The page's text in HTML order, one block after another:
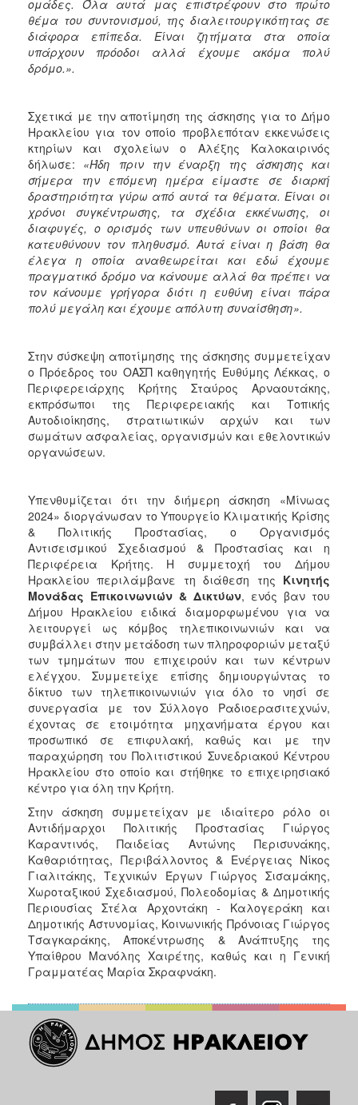
ομάδες. Όλα αυτά μας επιστρέφουν στο πρώτο
θέμα του συντονισμού, της διαλειτουργικότητας σε
διάφορα επίπεδα. Είναι ζητήματα στα οποία
υπάρχουν πρόοδοι αλλά έχουμε ακόμα πολύ
δρόμο.».
Σχετικά με την αποτίμηση της άσκησης για το Δήμο
Ηρακλείου για τον οποίο προβλεπόταν εκκενώσεις
κτηρίων και σχολείων ο Αλέξης Καλοκαιρινός
δήλωσε: «Ήδη πριν την έναρξη της άσκησης και
σήμερα την επόμενη ημέρα είμαστε σε διαρκή
δραστηριότητα γύρω από αυτά τα θέματα. Είναι οι
χρόνοι συγκέντρωσης, τα σχέδια εκκένωσης, οι
διαφυγές, ο ορισμός των υπευθύνων οι οποίοι θα
κατευθύνουν τον πληθυσμό. Αυτά είναι η βάση θα
έλεγα η οποία αναθεωρείται και εδώ έχουμε
πραγματικό δρόμο να κάνουμε αλλά θα πρέπει να
τον κάνουμε γρήγορα διότι η ευθύνη είναι πάρα
πολύ μεγάλη και έχουμε απόλυτη συναίσθηση».
Στην σύσκεψη αποτίμησης της άσκησης συμμετείχαν
ο Πρόεδρος του ΟΑΣΠ καθηγητής Ευθύμης Λέκκας, ο
Περιφερειάρχης Κρήτης Σταύρος Αρναουτάκης,
εκπρόσωποι της Περιφερειακής και Τοπικής
Αυτοδιοίκησης, στρατιωτικών αρχών και των
σωμάτων ασφαλείας, οργανισμών και εθελοντικών
οργανώσεων.
Υπενθυμίζεται ότι την διήμερη άσκηση «Μίνωας
2024» διοργάνωσαν το Υπουργείο Κλιματικής Κρίσης
& Πολιτικής Προστασίας, ο Οργανισμός
Αντισεισμικού Σχεδιασμού & Προστασίας και η
Περιφέρεια Κρήτης. Η συμμετοχή του Δήμου
Ηρακλείου περιλάμβανε τη διάθεση της Κινητής
Μονάδας Επικοινωνιών & Δικτύων, ενός βαν του
Δήμου Ηρακλείου ειδικά διαμορφωμένου για να
λειτουργεί ως κόμβος τηλεπικοινωνιών και να
συμβάλλει στην μετάδοση των πληροφοριών μεταξύ
των τμημάτων που επιχειρούν και των κέντρων
ελέγχου. Συμμετείχε επίσης δημιουργώντας το
δίκτυο των τηλεπικοινωνιών για όλο το νησί σε
συνεργασία με τον Σύλλογο Ραδιοερασιτεχνών,
έχοντας σε ετοιμότητα μηχανήματα έργου και
προσωπικό σε επιφυλακή, καθώς και με την
παραχώρηση του Πολιτιστικού Συνεδριακού Κέντρου
Ηρακλείου στο οποίο και στήθηκε το επιχειρησιακό
κέντρο για όλη την Κρήτη.
Στην άσκηση συμμετείχαν με ιδιαίτερο ρόλο οι
Αντιδήμαρχοι Πολιτικής Προστασίας Γιώργος
Καραντινός, Παιδείας Αντώνης Περισυνάκης,
Καθαριότητας, Περιβάλλοντος & Ενέργειας Νίκος
Γιαλιτάκης, Τεχνικών Έργων Γιώργος Σισαμάκης,
Χωροταξικού Σχεδιασμού, Πολεοδομίας & Δημοτικής
Περιουσίας Στέλα Αρχοντάκη - Καλογεράκη και
Δημοτικής Αστυνομίας, Κοινωνικής Πρόνοιας Γιώργος
Τσαγκαράκης, Αποκέντρωσης & Ανάπτυξης της
Υπαίθρου Μανόλης Χαιρέτης, καθώς και η Γενική
Γραμματέας Μαρία Σκραφνάκη.